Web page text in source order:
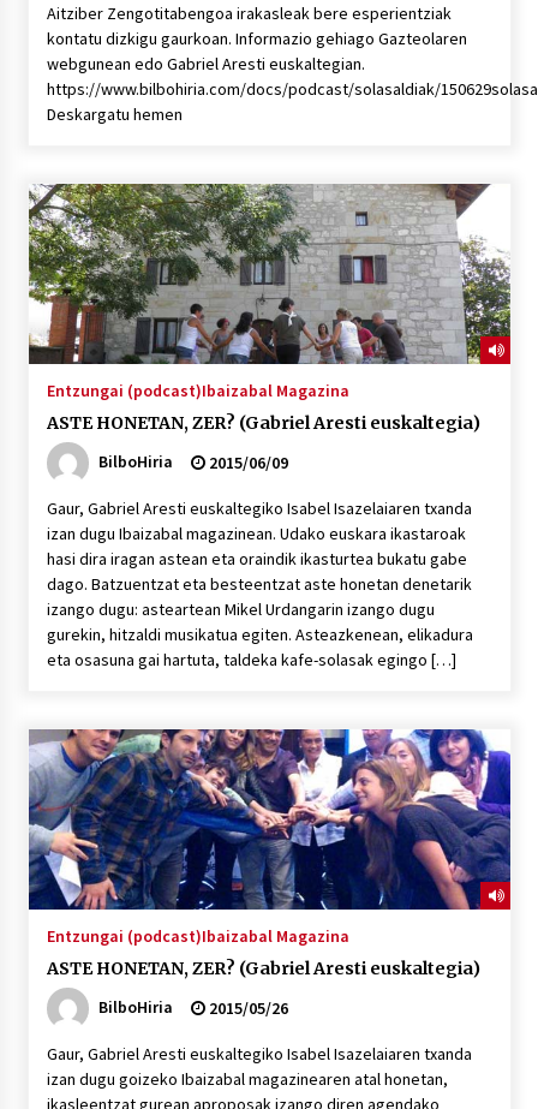
Aitziber Zengotitabengoa irakasleak bere esperientziak
kontatu dizkigu gaurkoan. Informazio gehiago Gazteolaren
webgunean edo Gabriel Aresti euskaltegian.
https://www.bilbohiria.com/docs/podcast/solasaldiak/
Deskargatu hemen
Entzungai (podcast)Ibaizabal Magazina
ASTE HONETAN, ZER? (Gabriel Aresti euskaltegia)
BilboHiria
2015/06/09
Gaur, Gabriel Aresti euskaltegiko Isabel Isazelaiaren txanda
izan dugu Ibaizabal magazinean. Udako euskara ikastaroak
hasi dira iragan astean eta oraindik ikasturtea bukatu gabe
dago. Batzuentzat eta besteentzat aste honetan denetarik
izango dugu: asteartean Mikel Urdangarin izango dugu
gurekin, hitzaldi musikatua egiten. Asteazkenean, elikadura
eta osasuna gai hartuta, taldeka kafe-solasak egingo […]
Entzungai (podcast)Ibaizabal Magazina
ASTE HONETAN, ZER? (Gabriel Aresti euskaltegia)
BilboHiria
2015/05/26
Gaur, Gabriel Aresti euskaltegiko Isabel Isazelaiaren txanda
izan dugu goizeko Ibaizabal magazinearen atal honetan,
ikasleentzat gurean aproposak izango diren agendako